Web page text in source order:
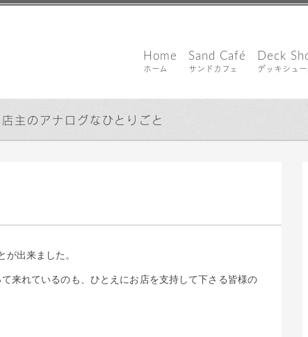
Home
ホーム
Sand Café
サンドカフェ
Deck
デッキシュー
主のアナログなひとりごと
出来ました。
来れているのも、ひとえにお店を支持して下さる皆様の